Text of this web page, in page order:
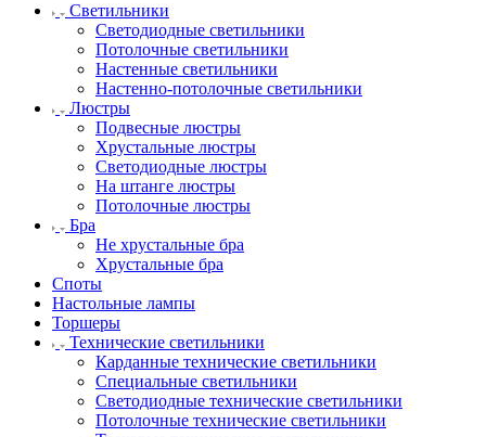
Светильники
Светодиодные светильники
Потолочные светильники
Настенные светильники
Настенно-потолочные светильники
Люстры
Подвесные люстры
Хрустальные люстры
Светодиодные люстры
На штанге люстры
Потолочные люстры
Бра
Не хрустальные бра
Хрустальные бра
Споты
Настольные лампы
Торшеры
Технические светильники
Карданные технические светильники
Специальные светильники
Светодиодные технические светильники
Потолочные технические светильники